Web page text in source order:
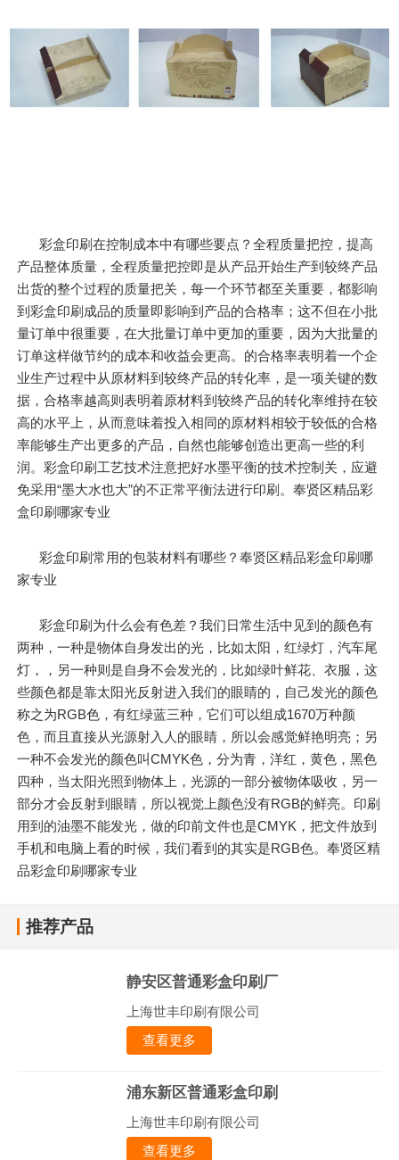
彩盒印刷在控制成本中有哪些要点？全程质量把控，提高
产品整体质量，全程质量把控即是从产品开始生产到较终产品
出货的整个过程的质量把关，每一个环节都至关重要，都影响
到彩盒印刷成品的质量即影响到产品的合格率；这不但在小批
量订单中很重要，在大批量订单中更加的重要，因为大批量的
订单这样做节约的成本和收益会更高。的合格率表明着一个企
业生产过程中从原材料到较终产品的转化率，是一项关键的数
据，合格率越高则表明着原材料到较终产品的转化率维持在较
高的水平上，从而意味着投入相同的原材料相较于较低的合格
率能够生产出更多的产品，自然也能够创造出更高一些的利
润。彩盒印刷工艺技术注意把好水墨平衡的技术控制关，应避
免采用“墨大水也大”的不正常平衡法进行印刷。奉贤区精品彩
盒印刷哪家专业
彩盒印刷常用的包装材料有哪些？奉贤区精品彩盒印刷哪
家专业
彩盒印刷为什么会有色差？我们日常生活中见到的颜色有
两种，一种是物体自身发出的光，比如太阳，红绿灯，汽车尾
灯，，另一种则是自身不会发光的，比如绿叶鲜花、衣服，这
些颜色都是靠太阳光反射进入我们的眼睛的，自己发光的颜色
称之为RGB色，有红绿蓝三种，它们可以组成1670万种颜
色，而且直接从光源射入人的眼睛，所以会感觉鲜艳明亮；另
一种不会发光的颜色叫CMYK色，分为青，洋红，黄色，黑色
四种，当太阳光照到物体上，光源的一部分被物体吸收，另一
部分才会反射到眼睛，所以视觉上颜色没有RGB的鲜亮。印刷
用到的油墨不能发光，做的印前文件也是CMYK，把文件放到
手机和电脑上看的时候，我们看到的其实是RGB色。奉贤区精
品彩盒印刷哪家专业
推荐产品
静安区普通彩盒印刷厂
上海世丰印刷有限公司
查看更多
浦东新区普通彩盒印刷
上海世丰印刷有限公司
查看更多